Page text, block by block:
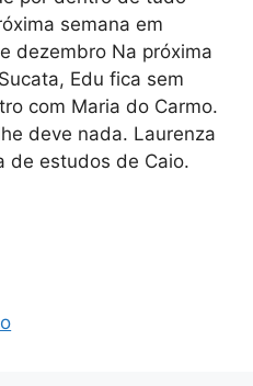
semana em
dezembro Na próxima
Edu fica sem
com Maria do Carmo.
deve nada. Laurenza
de estudos de Caio.